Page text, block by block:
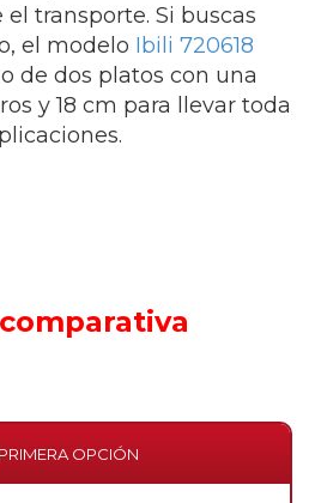
transporte. Si buscas
el modelo Ibili 720618
de dos platos con una
y 18 cm para llevar toda
PRIMERA OPCIÓN